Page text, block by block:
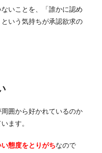
いことを、「誰かに認め
いう気持ちが承認欲求の
囲から好かれているのか
ます。
態度をとりがちなので